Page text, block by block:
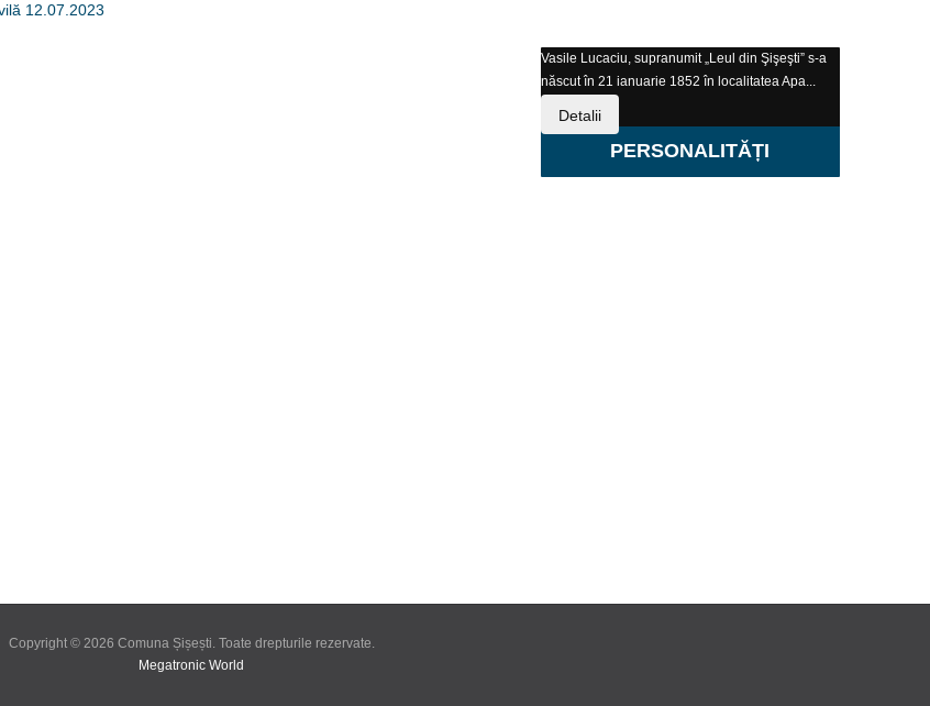
12.07.2023
Vasile Lucaciu, supranumit „Leul din Şişeşti” s-a
născut în 21 ianuarie 1852 în localitatea Apa...
Detalii
PERSONALITĂȚI
Copyright © 2026 Comuna Șișești. Toate drepturile rezervate.
Megatronic World